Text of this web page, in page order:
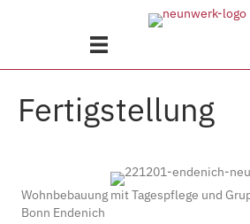
Fertig­stellung
Wohnbebauung mit Tagespflege und
Bonn Endenich